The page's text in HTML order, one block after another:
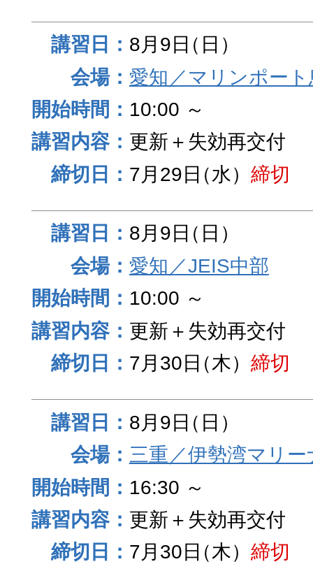
8月9日（日）
愛知／マリンポート
10:00 ～
更新＋失効再交付
7月29日（水） 締切
8月9日（日）
愛知／JEIS中部
10:00 ～
更新＋失効再交付
7月30日（木） 締切
8月9日（日）
三重／伊勢湾マリー
16:30 ～
更新＋失効再交付
7月30日（木） 締切